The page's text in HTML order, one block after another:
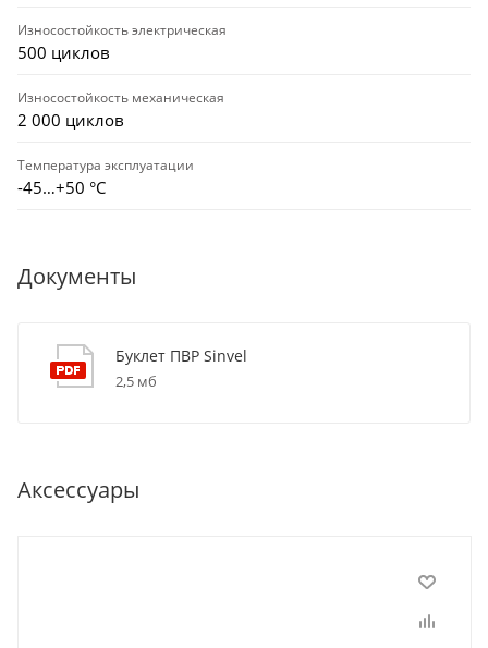
Износостойкость электрическая
500 циклов
Износостойкость механическая
2 000 циклов
Температура эксплуатации
-45…+50 °С
Документы
Буклет ПВР Sinvel
2,5 мб
Аксессуары